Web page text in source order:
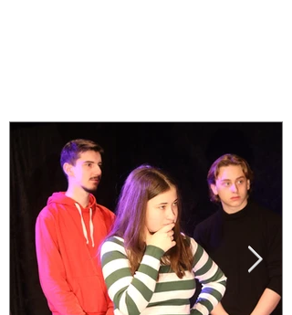
Featured Posts